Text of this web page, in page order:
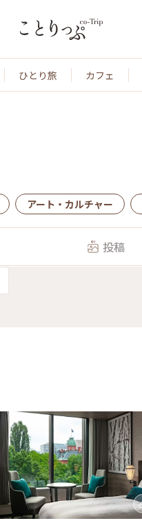
ひとり旅 カフェ
アート・カルチャー
投稿